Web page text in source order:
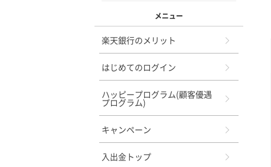
メニュー
楽天銀行のメリット
はじめてのログイン
ハッピープログラム(顧客優遇
プログラム)
キャンペーン
入出金トップ